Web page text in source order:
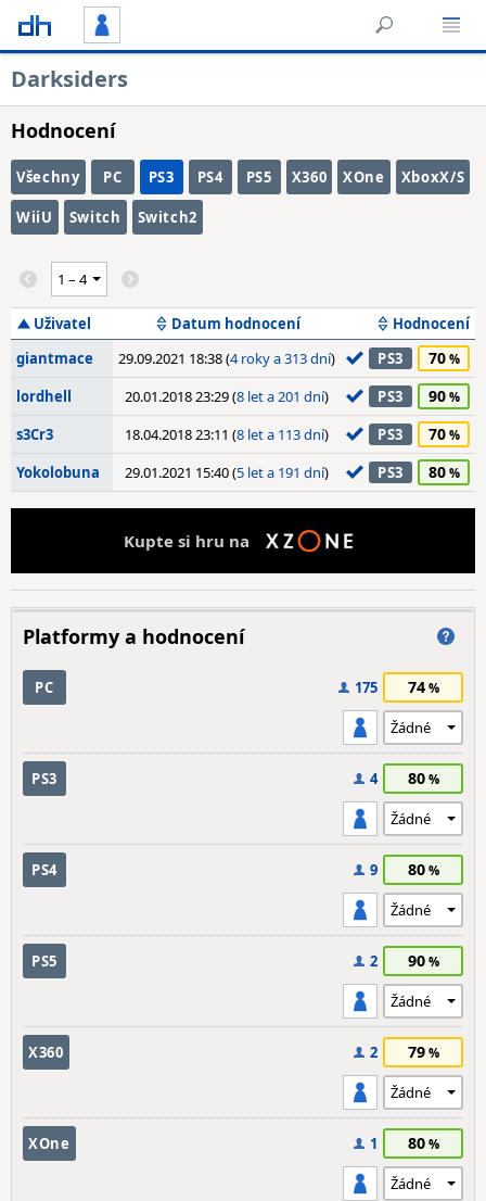
Darksiders
Hodnocení
Všechny PC PS3 PS4 PS5 X360 XOne XboxX/S
WiiU Switch Switch2
Uživatel Datum hodnocení
Hodnocení
giantmace
29.09.2021 18:38 (4 roky a 313 dní) PS3 70
lordhell 20.01.2018 23:29 (8 let a 201 dní) PS3 90
s3Cr3 18.04.2018 23:11 (8 let a 113 dní) PS3 70
Yokolobuna 29.01.2021 15:40 (5 let a 191 dní) PS3 80
Kupte si hru na
Platformy a hodnocení
PC 175 74
PS3 4 80
PS4 9 80
PS5 2 90
X360 2 79
XOne 1 80